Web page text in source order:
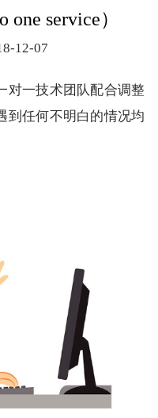
service）
12-07
对一技术团队配合调整
到任何不明白的情况均